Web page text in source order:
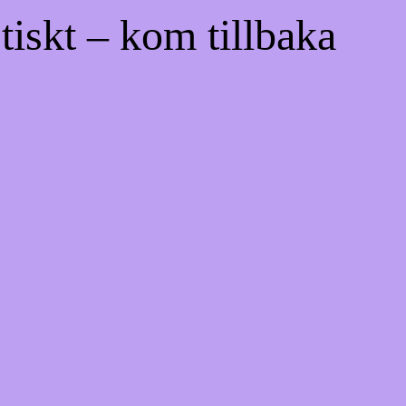
– kom tillbaka